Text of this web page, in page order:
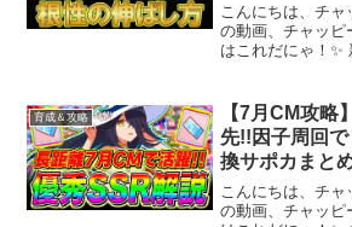
こんにちは、チ
の動画、チャッピ
はこれだにゃ！
＿＿＿＿＿＿＿
＿＿＿グラスワン
育成＆攻略
【7月CM攻略
先!!因子周回
換サポカまと
性能評価/中山
シナリオ】
こんにちは、チ
の動画、チャッピ